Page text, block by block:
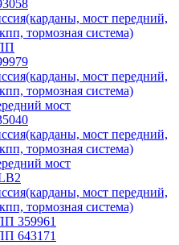
мост передний,
тормозная система)
мост передний,
тормозная система)
мост
мост передний,
тормозная система)
мост
мост передний,
тормозная система)
359961
643171